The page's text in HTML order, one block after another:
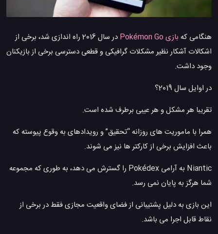
هنگامی که بازی Pokémon Go
در سال 2016 راه اندازی شد، برخی از
اشکالات آشکار نظیر مشکلات گرافیکی و قطعی دسترسی برخی از بازیکنان
وجود داشت.
در اوایل سال 2019؟
تقریبا هر مشکل و هر عیبی برطرف شده است.
همرا با ماموریت های روزانه “تحقیق” و رویدادهای به وقوع پیوسته که
باعث افزایش برخی از کارکتر ها نیز می شوند.
Niantic به آرامی Pokédex را گسترش می دهد، به طوری که مجموعه
شما هرگز به پایان نمی رسد.
این بازی به دلیل پشتیبانی از فضای واقعیت مجازی فقط در برخی از
نقاط قابل اجرا می باشد.